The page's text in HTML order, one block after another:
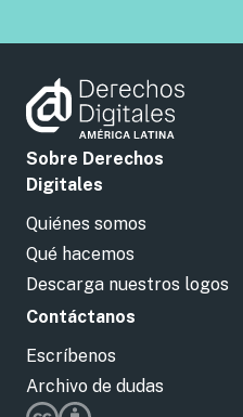
Sobre Derechos
Digitales
Quiénes somos
Qué hacemos
Descarga nuestros logos
Contáctanos
Escríbenos
Archivo de dudas